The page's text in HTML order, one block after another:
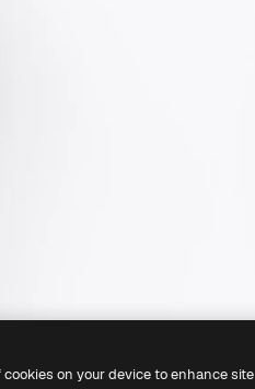
on your device to enhance site